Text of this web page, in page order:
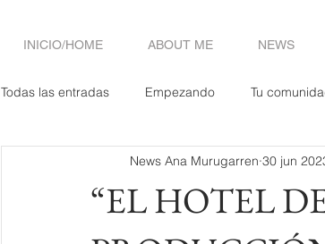
INICIO/HOME ABOUT ME NEWS
Todas las entradas Empezando Tu
“EL HOTEL
News Ana Murugarren 30 jun